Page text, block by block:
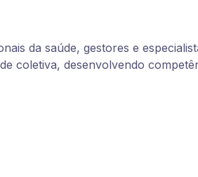
da saúde, gestores e
coletiva, desenvolvendo